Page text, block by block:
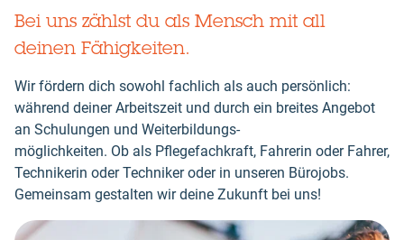
before
this
Bei uns zählst du als Mensch mit all
deinen Fähigkeiten.
Wir fördern dich sowohl fachlich als auch persönlich:
während deiner Arbeitszeit und durch ein breites Angebot
an Schulungen und Weiterbildungs-
möglichkeiten. Ob als Pflegefachkraft, Fahrerin oder Fahrer,
Technikerin oder Techniker oder in unseren Bürojobs.
Gemeinsam gestalten wir deine Zukunft bei uns!